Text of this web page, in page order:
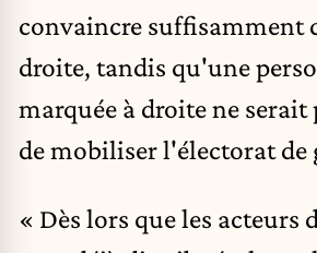
convaincre suffisamment
droite, tandis qu'une
marquée à droite ne serait
de mobiliser l'électorat de
« Dès lors que les acteurs